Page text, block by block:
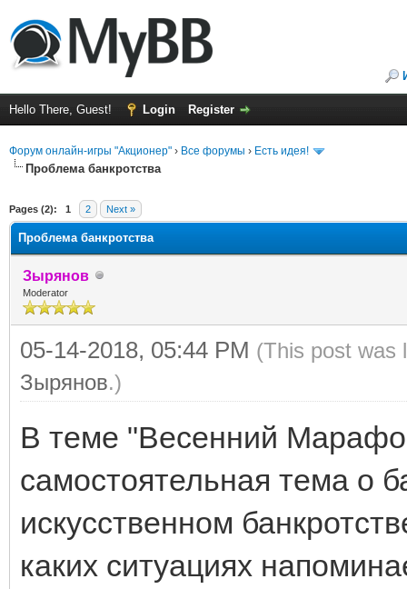
Hello There, Guest! Login Register
Форум онлайн-игры "Акционер" › Все форумы › Есть идея!
Проблема банкротства
Pages (2): 1 2 Next »
Проблема банкротства
Зырянов
Moderator
05-14-2018, 05:44 PM (This post was
Зырянов.)
В теме "Весенний
самостоятельная тема о
искусственном
каких ситуациях